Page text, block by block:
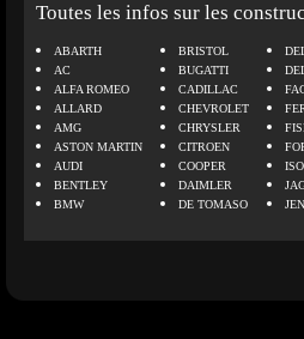
Toutes les infos sur les
ABARTH
AC
ALFA ROMEO
ALLARD
AMG
ASTON MARTIN
AUDI
BENTLEY
BMW
BRISTOL
BUGATTI
CADILLAC
CHEVROLET
CHRYSLER
CITROEN
COOPER
DAIMLER
DE TOMASO